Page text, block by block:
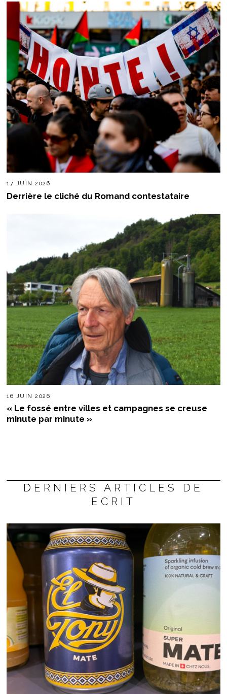
17 JUIN 2026
Derrière le cliché du Romand contestataire
16 JUIN 2026
« Le fossé entre villes et campagnes se creuse
minute par minute »
DERNIERS ARTICLES DE
ECRIT